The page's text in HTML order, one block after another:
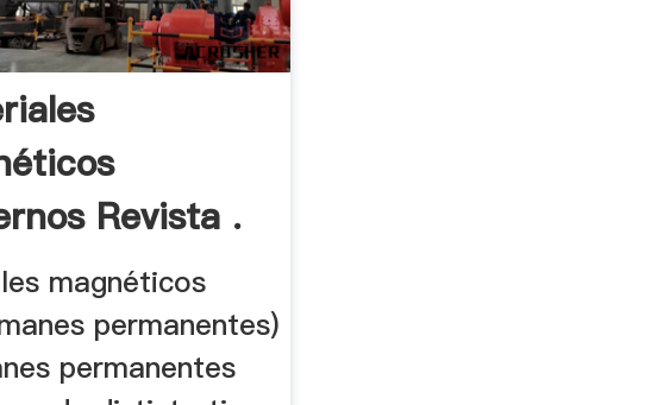
Revista .
magnéticos
permanentes)
permanentes